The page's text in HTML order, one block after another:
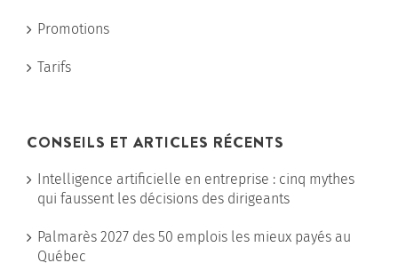
Promotions
Tarifs
CONSEILS ET ARTICLES RÉCENTS
Intelligence artificielle en entreprise : cinq mythes
qui faussent les décisions des dirigeants
Palmarès 2027 des 50 emplois les mieux payés au
Québec